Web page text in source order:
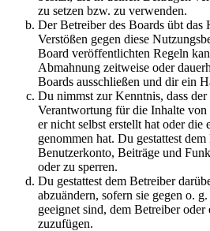
zu setzen bzw. zu verwenden.
Der Betreiber des Boards übt das
Verstößen gegen diese
Board veröffentlichten Regeln
Abmahnung zeitweise oder
Boards ausschließen und dir ein
Du nimmst zur Kenntnis, dass
Verantwortung für die Inhalte
er nicht selbst erstellt hat oder die
genommen hat. Du gestattest
Benutzerkonto, Beiträge und
oder zu sperren.
Du gestattest dem Betreiber
abzuändern, sofern sie gegen o.
geeignet sind, dem Betreiber
zuzufügen.